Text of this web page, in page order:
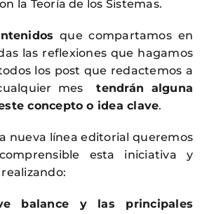
la Teoría de los Sistemas.
que compartamos en
las reflexiones que hagamos
los post que redactemos a
mestendrán alguna
concepto o idea clave.
nueva línea editorial queremos
esta iniciativa y
balance y las principales